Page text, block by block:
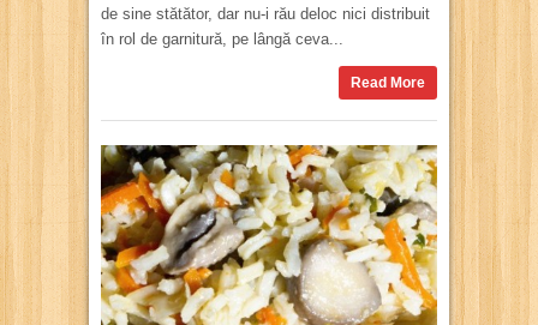
de sine stătător, dar nu-i rău deloc nici distribuit
în rol de garnitură, pe lângă ceva...
Read More